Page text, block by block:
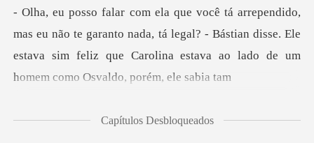
Histórico
Sair
e garanto nada, tá legal? - Bástian disse. Ele
estava sim feliz que
Capítulos Desbloqueados